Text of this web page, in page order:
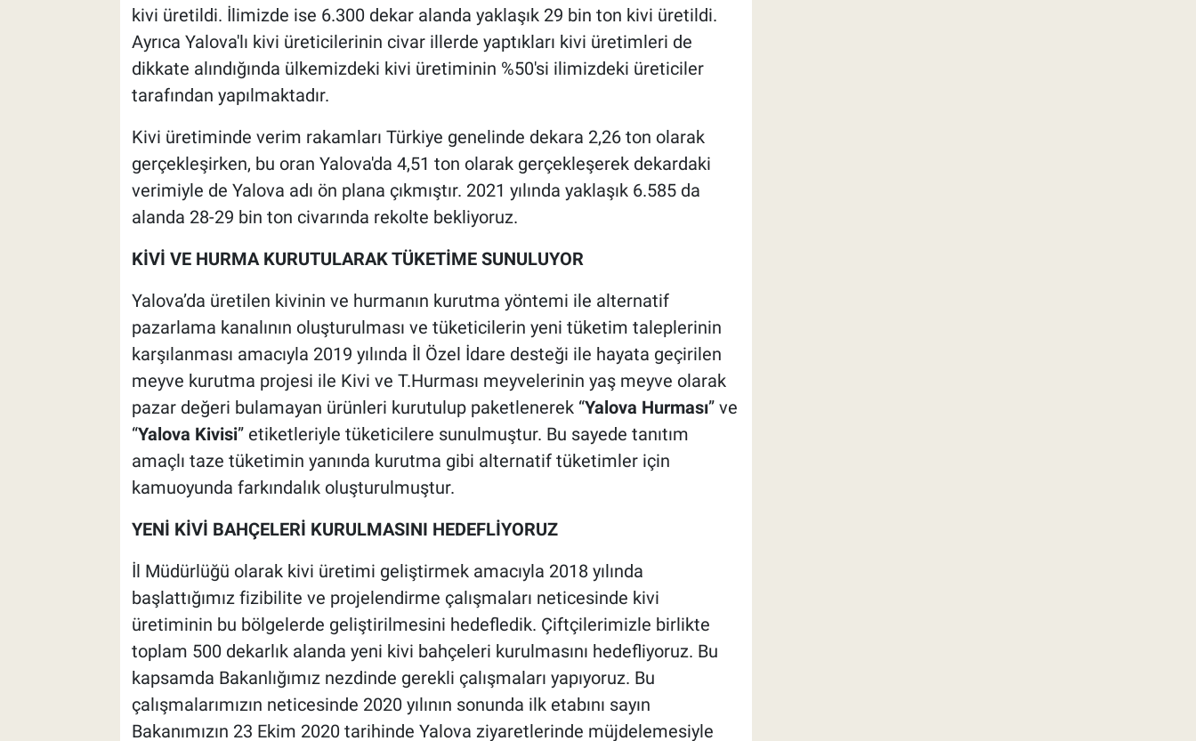
kivi üretildi. İlimizde ise 6.300 dekar alanda yaklaşık 29 bin ton kivi üretildi.
Ayrıca Yalova'lı kivi üreticilerinin civar illerde yaptıkları kivi üretimleri de
dikkate alındığında ülkemizdeki kivi üretiminin %50'si ilimizdeki üreticiler
tarafından yapılmaktadır.
Kivi üretiminde verim rakamları Türkiye genelinde dekara 2,26 ton olarak
gerçekleşirken, bu oran Yalova'da 4,51 ton olarak gerçekleşerek dekardaki
verimiyle de Yalova adı ön plana çıkmıştır. 2021 yılında yaklaşık 6.585 da
alanda 28-29 bin ton civarında rekolte bekliyoruz.
KİVİ VE HURMA KURUTULARAK TÜKETİME SUNULUYOR
Yalova’da üretilen kivinin ve hurmanın kurutma yöntemi ile alternatif
pazarlama kanalının oluşturulması ve tüketicilerin yeni tüketim taleplerinin
karşılanması amacıyla 2019 yılında İl Özel İdare desteği ile hayata geçirilen
meyve kurutma projesi ile Kivi ve T.Hurması meyvelerinin yaş meyve olarak
pazar değeri bulamayan ürünleri kurutulup paketlenerek “Yalova Hurması” ve
“Yalova Kivisi” etiketleriyle tüketicilere sunulmuştur. Bu sayede tanıtım
amaçlı taze tüketimin yanında kurutma gibi alternatif tüketimler için
kamuoyunda farkındalık oluşturulmuştur.
YENİ KİVİ BAHÇELERİ KURULMASINI HEDEFLİYORUZ
İl Müdürlüğü olarak kivi üretimi geliştirmek amacıyla 2018 yılında
başlattığımız fizibilite ve projelendirme çalışmaları neticesinde kivi
üretiminin bu bölgelerde geliştirilmesini hedefledik. Çiftçilerimizle birlikte
toplam 500 dekarlık alanda yeni kivi bahçeleri kurulmasını hedefliyoruz. Bu
kapsamda Bakanlığımız nezdinde gerekli çalışmaları yapıyoruz. Bu
çalışmalarımızın neticesinde 2020 yılının sonunda ilk etabını sayın
Bakanımızın 23 Ekim 2020 tarihinde Yalova ziyaretlerinde müjdelemesiyle